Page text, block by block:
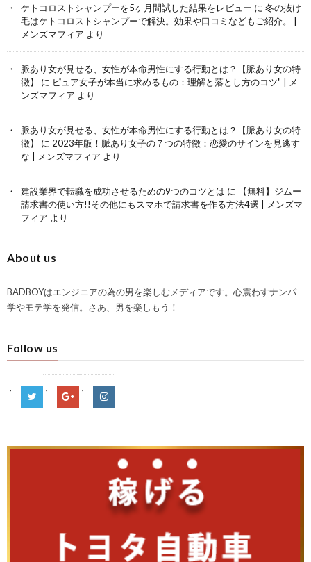
ケトコロストシャンプーを5ヶ月間試した結果をレビュー に 冬の抜け
毛はケトコロストシャンプーで解決。効果や口コミなどもご紹介。 |
メンズマフィア より
脈あり女が見せる、女性が本命男性にする行動とは？【脈あり女の特
徴】
に ピュア女子が本当に求めるもの：理解と落とし方のコツ" | メ
ンズマフィア より
脈あり女が見せる、女性が本命男性にする行動とは？【脈あり女の特
徴】
に 2023年版！脈あり女子の７つの特徴：恋愛のサインを見逃す
な | メンズマフィア より
建設業界で転職を成功させるための9つのコツとは に
【無料】ジムー
請求書の使い方!!その他にもスマホで請求書を作る方法4選 | メンズマ
フィア より
About us
BADBOYはエンジニアの為の男を楽しむメディアです。心震わすナンパ
学やモテ学を発信。さあ、男を楽しもう！
Follow us